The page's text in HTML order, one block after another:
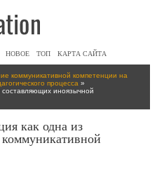
НОВОЕ ТОП КАРТА САЙТА
коммуникативной компетенции на
процесса »
составляющих иноязычной
как одна из